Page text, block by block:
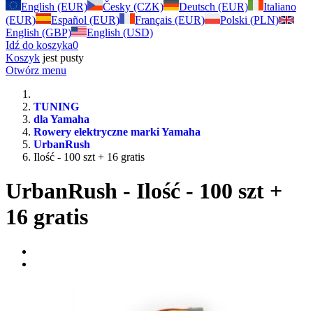
English (EUR)
Česky (CZK) Deutsch (EUR)
Italiano
(EUR)
Español (EUR) Français (EUR)
Polski (PLN)
English (GBP)
English (USD)
Idź do koszyka0
Koszyk jest pusty
Otwórz menu
TUNING
dla Yamaha
Rowery elektryczne marki Yamaha
UrbanRush
Ilość - 100 szt + 16 gratis
UrbanRush - Ilość - 100 szt +
16 gratis